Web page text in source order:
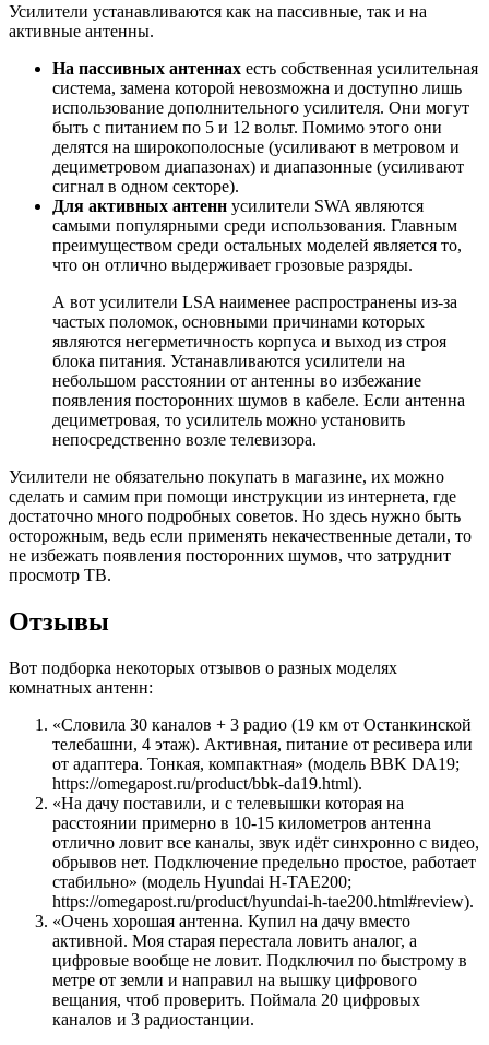
Усилители устанавливаются как на пассивные, так и на
активные антенны.
На пассивных антеннах есть собственная усилительная
система, замена которой невозможна и доступно лишь
использование дополнительного усилителя. Они могут
быть с питанием по 5 и 12 вольт. Помимо этого они
делятся на широкополосные (усиливают в метровом и
дециметровом диапазонах) и диапазонные (усиливают
сигнал в одном секторе).
Для активных антенн усилители SWA являются
самыми популярными среди использования. Главным
преимуществом среди остальных моделей является то,
что он отлично выдерживает грозовые разряды.
А вот усилители LSA наименее распространены из-за
частых поломок, основными причинами которых
являются негерметичность корпуса и выход из строя
блока питания. Устанавливаются усилители на
небольшом расстоянии от антенны во избежание
появления посторонних шумов в кабеле. Если антенна
дециметровая, то усилитель можно установить
непосредственно возле телевизора.
Усилители не обязательно покупать в магазине, их можно
сделать и самим при помощи инструкции из интернета, где
достаточно много подробных советов. Но здесь нужно быть
осторожным, ведь если применять некачественные детали, то
не избежать появления посторонних шумов, что затруднит
просмотр ТВ.
Отзывы
Вот подборка некоторых отзывов о разных моделях
комнатных антенн:
«Словила 30 каналов + 3 радио (19 км от Останкинской
телебашни, 4 этаж). Активная, питание от ресивера или
от адаптера. Тонкая, компактная» (модель BBK DA19;
https://omegapost.ru/product/bbk-da19.html).
«На дачу поставили, и с телевышки которая на
расстоянии примерно в 10-15 километров антенна
отлично ловит все каналы, звук идёт синхронно с видео,
обрывов нет. Подключение предельно простое, работает
стабильно» (модель Hyundai H-TAE200;
https://omegapost.ru/product/hyundai-h-tae200.html#review).
«Очень хорошая антенна. Купил на дачу вместо
активной. Моя старая перестала ловить аналог, а
цифровые вообще не ловит. Подключил по быстрому в
метре от земли и направил на вышку цифрового
вещания, чтоб проверить. Поймала 20 цифровых
каналов и 3 радиостанции.